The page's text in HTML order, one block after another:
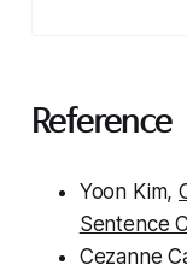
Reference
Yoon Kim,
Sentence
Cezanne